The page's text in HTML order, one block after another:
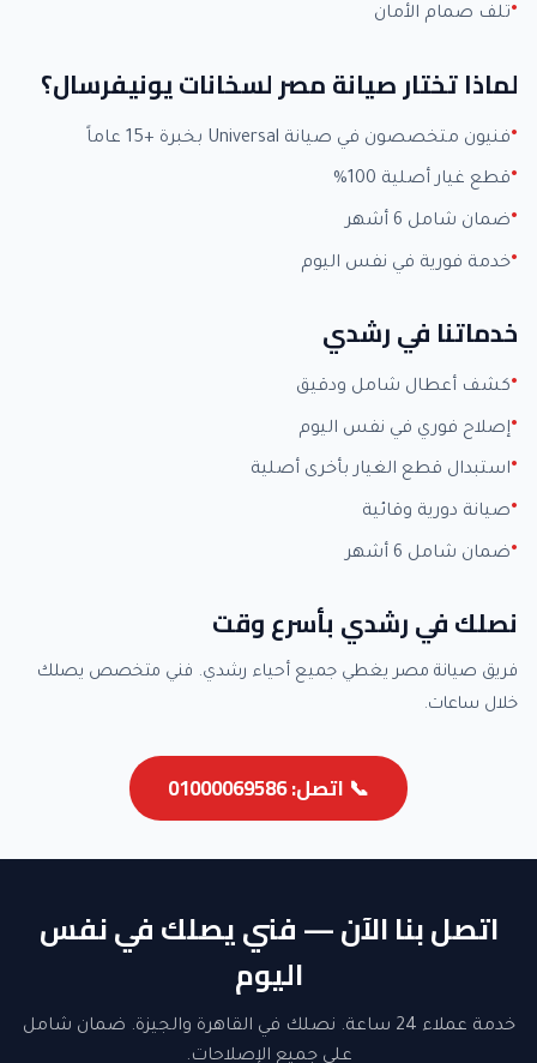
تلف صمام الأمان
لماذا تختار صيانة مصر لسخانات يونيفرسال؟
فنيون متخصصون في صيانة Universal بخبرة +15 عاماً
قطع غيار أصلية 100%
ضمان شامل 6 أشهر
خدمة فورية في نفس اليوم
خدماتنا في رشدي
كشف أعطال شامل ودقيق
إصلاح فوري في نفس اليوم
استبدال قطع الغيار بأخرى أصلية
صيانة دورية وقائية
ضمان شامل 6 أشهر
نصلك في رشدي بأسرع وقت
فريق صيانة مصر يغطي جميع أحياء رشدي. فني متخصص يصلك
خلال ساعات.
📞 اتصل: 01000069586
اتصل بنا الآن — فني يصلك في نفس
اليوم
خدمة عملاء 24 ساعة. نصلك في القاهرة والجيزة. ضمان شامل
على جميع الإصلاحات.